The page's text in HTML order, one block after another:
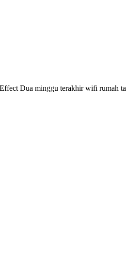
Dua minggu terakhir wifi rumah